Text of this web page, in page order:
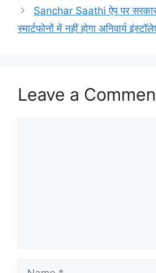
Sanchar Saathi ऐप पर
स्मार्टफोनों में नहीं होगा अनिवार्य
Leave a
Name